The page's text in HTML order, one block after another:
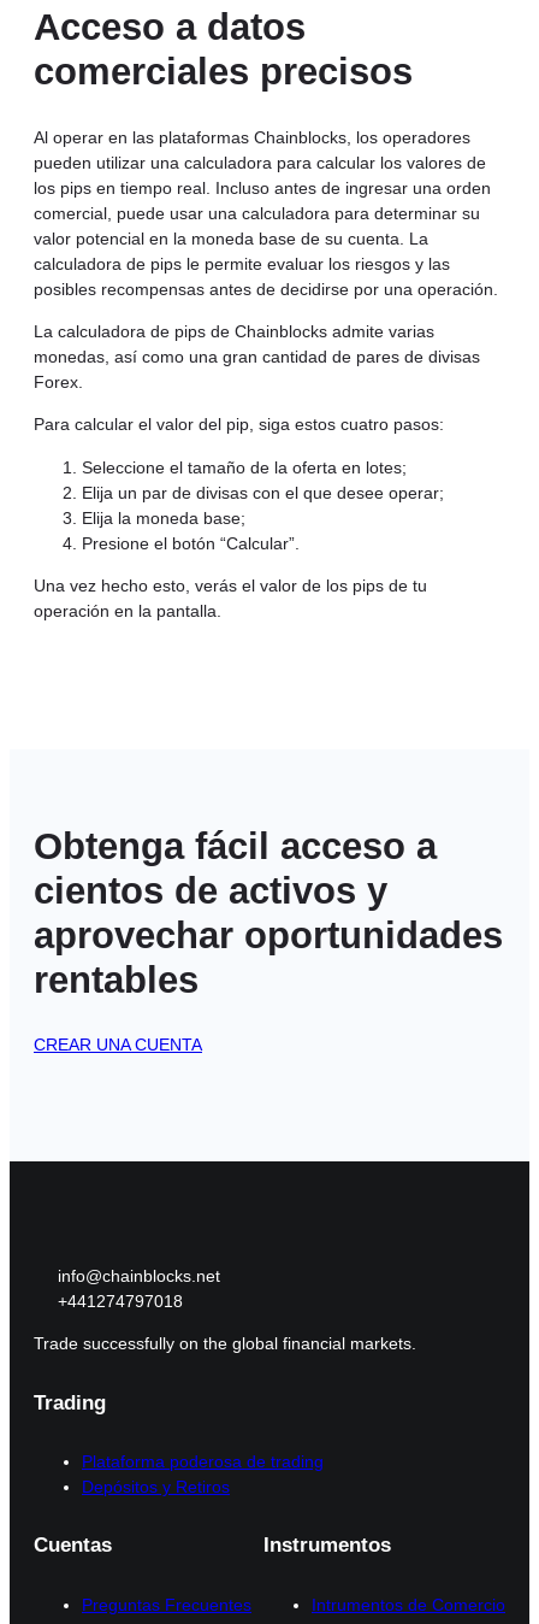
Acceso a datos
comerciales precisos
Al operar en las plataformas Chainblocks, los operadores
pueden utilizar una calculadora para calcular los valores de
los pips en tiempo real. Incluso antes de ingresar una orden
comercial, puede usar una calculadora para determinar su
valor potencial en la moneda base de su cuenta. La
calculadora de pips le permite evaluar los riesgos y las
posibles recompensas antes de decidirse por una operación.
La calculadora de pips de Chainblocks admite varias
monedas, así como una gran cantidad de pares de divisas
Forex.
Para calcular el valor del pip, siga estos cuatro pasos:
Seleccione el tamaño de la oferta en lotes;
Elija un par de divisas con el que desee operar;
Elija la moneda base;
Presione el botón “Calcular”.
Una vez hecho esto, verás el valor de los pips de tu
operación en la pantalla.
Obtenga fácil acceso a
cientos de activos y
aprovechar oportunidades
rentables
CREAR UNA CUENTA
info@chainblocks.net
+441274797018
Trade successfully on the global financial markets.
Trading
Plataforma poderosa de trading
Depósitos y Retiros
Cuentas
Preguntas Frecuentes
Instrumentos
Intrumentos de Comercio